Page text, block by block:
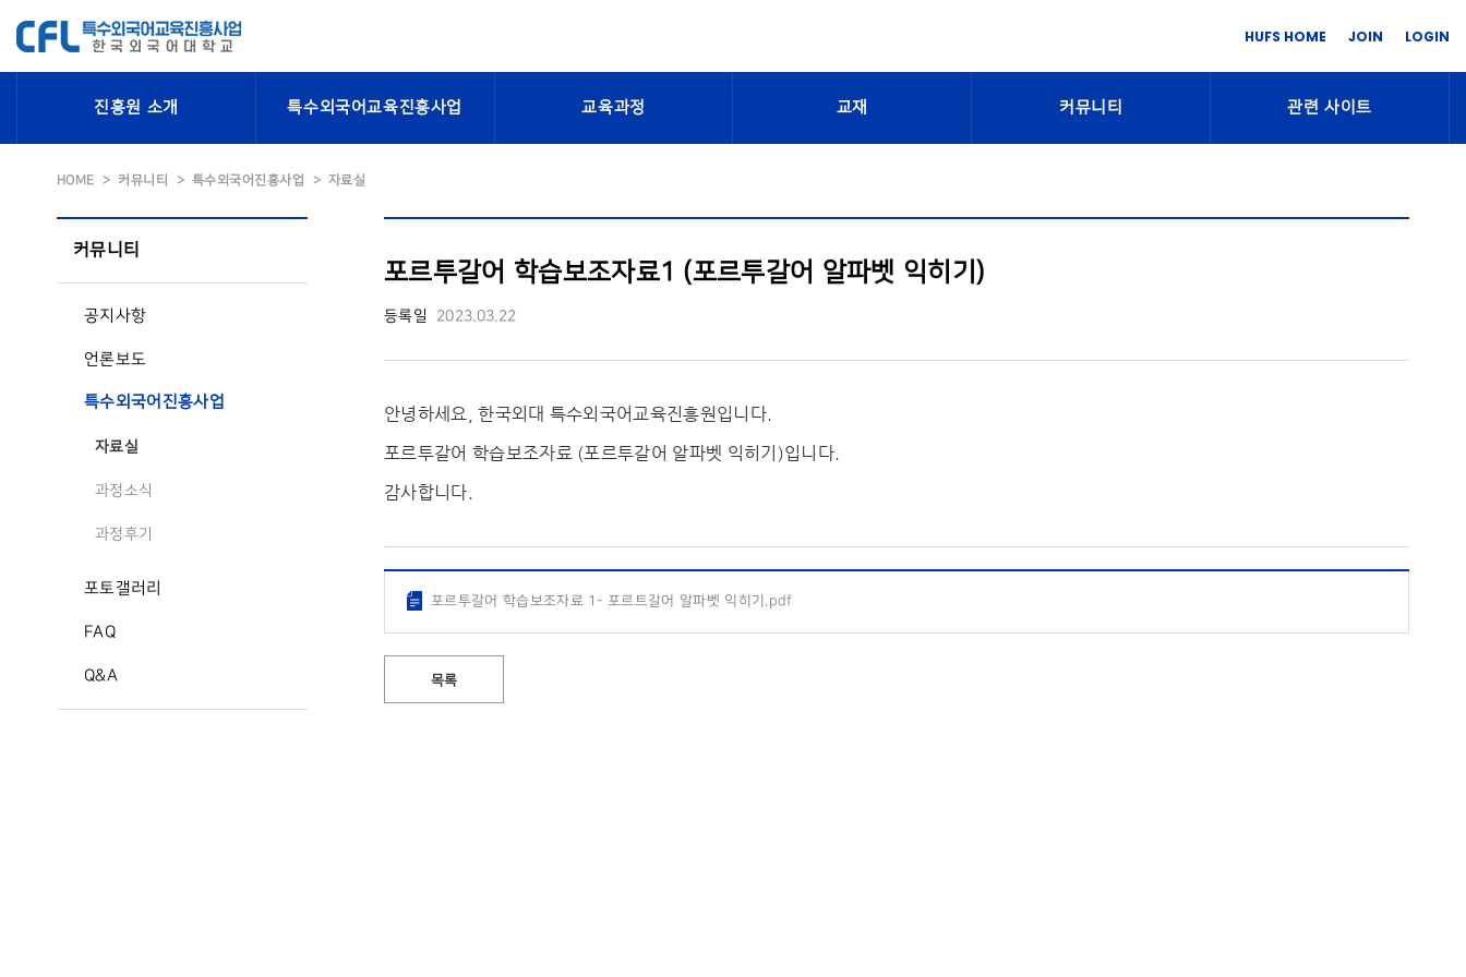
HUFS HOME JOIN LOGIN
진흥원 소개 특수외국어교육진흥사업 교육과정 교재 커뮤니티 관련 사이트
HOME 커뮤니티 특수외국어진흥사업 자료실
커뮤니티
공지사항
언론보도
특수외국어진흥사업
자료실
과정소식
과정후기
포토갤러리
FAQ
Q&A
포르투갈어 학습보조자료1 (포르투갈어 알파벳 익히기)
등록일 2023.03.22
안녕하세요, 한국외대 특수외국어교육진흥원입니다.
포르투갈어 학습보조자료 (포르투갈어 알파벳 익히기)입니다.
감사합니다.
포르투갈어 학습보조자료 1- 포르트갈어 알파벳 익히기.pdf
목록